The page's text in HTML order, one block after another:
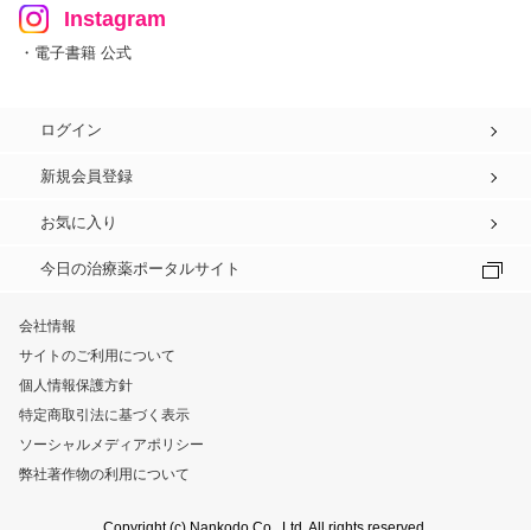
Instagram
・電子書籍 公式
ログイン
新規会員登録
お気に入り
今日の治療薬ポータルサイト
会社情報
サイトのご利用について
個人情報保護方針
特定商取引法に基づく表示
ソーシャルメディアポリシー
弊社著作物の利用について